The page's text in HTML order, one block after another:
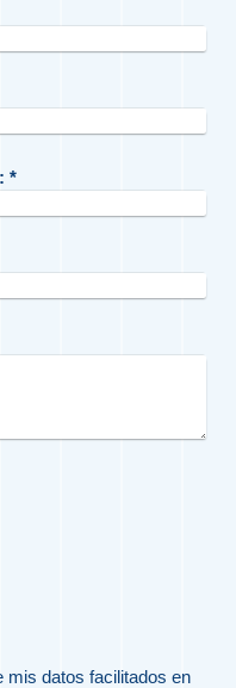
*
mis datos facilitados en